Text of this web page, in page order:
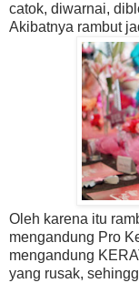
catok, diwarnai,
Akibatnya rambut
Oleh karena itu
mengandung Pro
mengandung
yang rusak,